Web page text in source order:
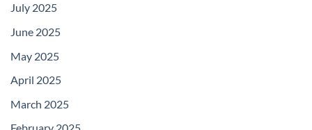
July 2025
June 2025
May 2025
April 2025
March 2025